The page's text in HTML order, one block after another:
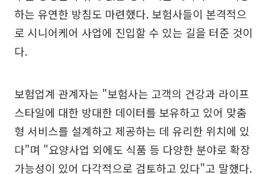
하는 유연한 방침도 마련했다. 보험사들이 본격적으
로 시니어케어 사업에 진입할 수 있는 길을 터준 것이
다.
보험업계 관계자는 "보험사는 고객의 건강과 라이프
스타일에 대한 방대한 데이터를 보유하고 있어 맞춤
형 서비스를 설계하고 제공하는 데 유리한 위치에 있
다"며 "요양사업 외에도 식품 등 다양한 분야로 확장
가능성이 있어 다각적으로 검토하고 있다"고 말했다.